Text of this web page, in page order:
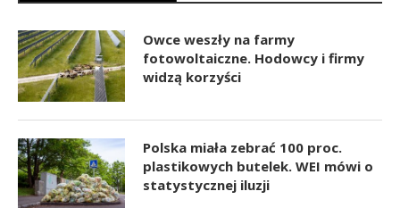
Owce weszły na farmy
fotowoltaiczne. Hodowcy i firmy
widzą korzyści
Polska miała zebrać 100 proc.
plastikowych butelek. WEI mówi o
statystycznej iluzji